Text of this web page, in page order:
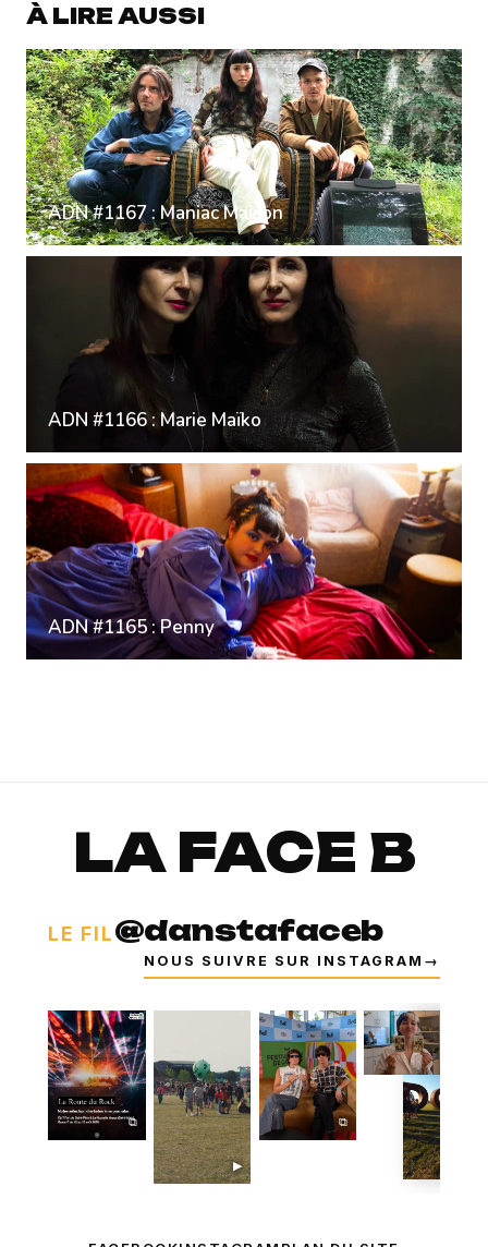
À LIRE AUSSI
ADN #1167 : Maniac Maison
ADN #1166 : Marie Maïko
ADN #1165 : Penny
LA FACE B
LE FIL@danstafaceb
NOUS SUIVRE SUR INSTAGRAM →
⧉
▶
⧉